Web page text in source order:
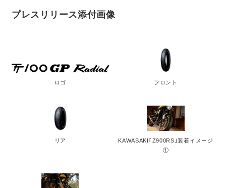
プレスリリース添付画像
ロゴ フロント
リア
KAWASAKI｢Z900RS｣装着イメージ
①